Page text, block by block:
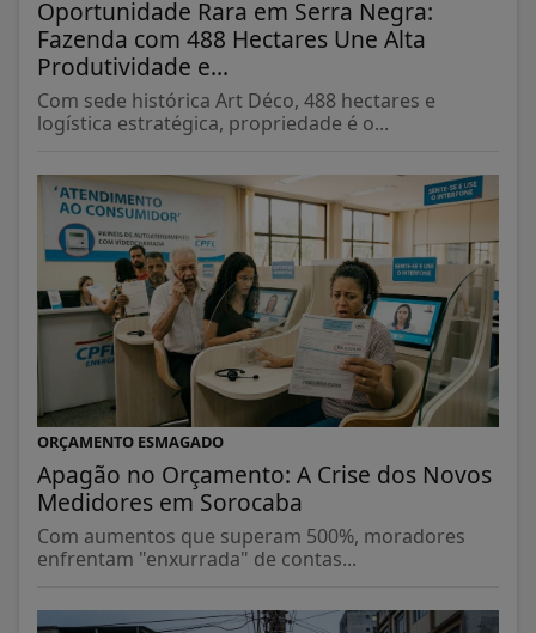
Oportunidade Rara em Serra Negra:
Fazenda com 488 Hectares Une Alta
Produtividade e...
Com sede histórica Art Déco, 488 hectares e
logística estratégica, propriedade é o...
ORÇAMENTO ESMAGADO
Apagão no Orçamento: A Crise dos Novos
Medidores em Sorocaba
Com aumentos que superam 500%, moradores
enfrentam "enxurrada" de contas...